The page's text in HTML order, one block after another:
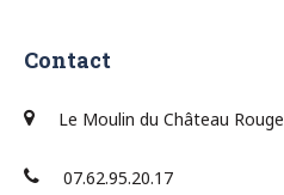
Contact
Le Moulin du Château
07.62.95.20.17